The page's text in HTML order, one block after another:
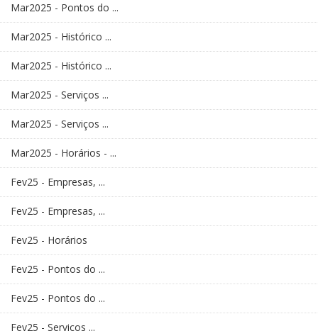
Mar2025 - Pontos do ...
Mar2025 - Histórico ...
Mar2025 - Histórico ...
Mar2025 - Serviços ...
Mar2025 - Serviços ...
Mar2025 - Horários - ...
Fev25 - Empresas, ...
Fev25 - Empresas, ...
Fev25 - Horários
Fev25 - Pontos do ...
Fev25 - Pontos do ...
Fev25 - Serviços ...